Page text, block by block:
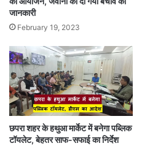
जानकारी
February 19, 2023
छपरा शहर के हथुआ मार्केट में बनेगा पब्लिक
टॉयलेट, बेहतर साफ-सफाई का निर्देश